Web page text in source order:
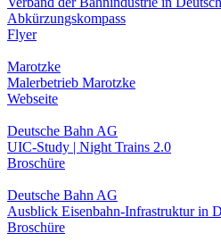
Abkürzungskompass
Flyer
Marotzke
Malerbetrieb Marotzke
Webseite
Deutsche Bahn AG
UIC-Study | Night Trains 2.0
Broschüre
Deutsche Bahn AG
Ausblick Eisenbahn-Infrastruktur in
Broschüre